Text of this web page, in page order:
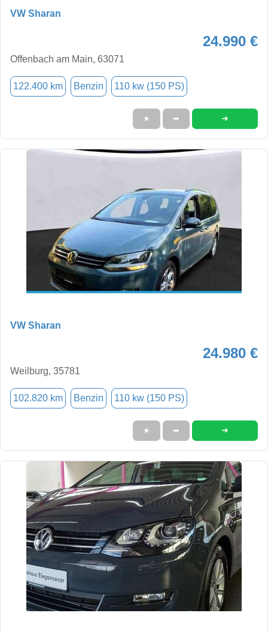
VW Sharan
24.990 €
Offenbach am Main, 63071
122.400 km Benzin 110 kw (150 PS)
★ ➦ ➜
VW Sharan
24.980 €
Weilburg, 35781
102.820 km Benzin 110 kw (150 PS)
★ ➦ ➜